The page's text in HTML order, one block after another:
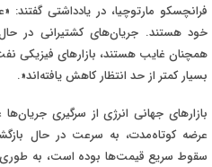
فرانچسکو مارتوچیا، در یادداشتی
خود هستند. جریان‌های کشتیرانی در
همچنان غایب هستند، بازارهای فیزیکی
بسیار کمتر از حد انتظار کاهش یافته‌اند.»
بازارهای جهانی انرژی از سرگیری
عرضه کوتاه‌مدت، به سرعت در حال
سقوط سریع قیمت‌ها بوده است، به